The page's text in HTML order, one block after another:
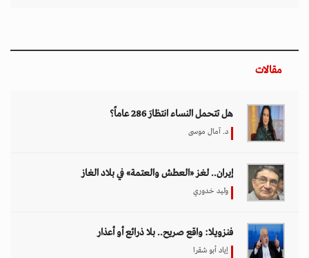
مقالات
هل تتحمل النساء انتظارَ 286 عاماً؟
د. آمال موسى
إيران.. لغز «العطش والعتمة» في بلاد الغاز
وليد خدوري
فنزويلا: واقع صريح.. بلا ذرائع أو أعذار
إياد أبو شقرا